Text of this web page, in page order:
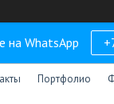
на WhatsApp
Портфолио